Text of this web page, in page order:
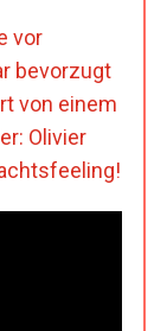
vor
bevorzugt
von einem
Olivier